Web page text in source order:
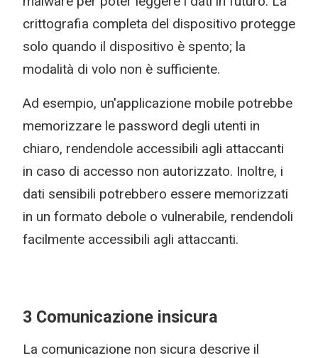
crittografia completa del dispositivo protegge
solo quando il dispositivo è spento; la
modalità di volo non è sufficiente.
Ad esempio, un'applicazione mobile potrebbe
memorizzare le password degli utenti in
chiaro, rendendole accessibili agli attaccanti
in caso di accesso non autorizzato. Inoltre, i
dati sensibili potrebbero essere memorizzati
in un formato debole o vulnerabile, rendendoli
facilmente accessibili agli attaccanti.
3 Comunicazione insicura
La comunicazione non sicura descrive il